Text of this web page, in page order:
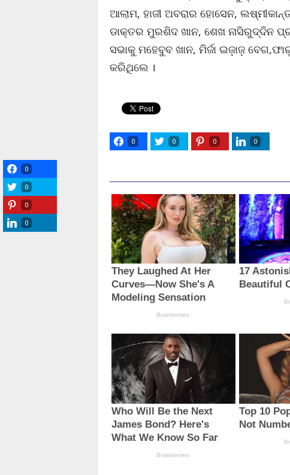
ଆଲାମ, ହାଜୀ ଅବରାର ହୋସେନ,
ଡାକ୍ତର ମୁରଶିଦ ଖାନ, ଶେଖ ନାସିରୁଦ୍ଦିନ
ସଭାକୁ ମହେବୁବ ଖାନ, ମିର୍ଜା ଇଜ଼ାଜ଼
କରିଥିଲେ ।
0 0 0 0
0
0
0
0